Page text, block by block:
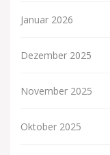
Januar 2026
Dezember 2025
November 2025
Oktober 2025